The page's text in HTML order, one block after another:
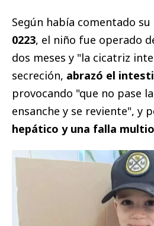
Según había comentado
0223, el niño fue operado
dos meses y "la cicatriz
secreción, abrazó el
provocando "que no pase
ensanche y se reviente", y
hepático y una falla